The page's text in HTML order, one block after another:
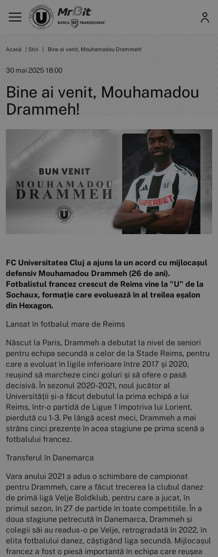
Acasă Știri Bine ai venit, Mouhamadou Drammeh!
30 mai 2025 18:00
Bine ai venit, Mouhamadou
Drammeh!
FC Universitatea Cluj a ajuns la un acord cu mijlocașul
defensiv Mouhamadou Drammeh (26 de ani).
Fotbalistul francez crescut de Reims vine la "U" de la
Sochaux, formație care evoluează în al treilea eșalon
din Hexagon.
Lansat în fotbalul mare de Reims
Născut la Paris, Drammeh a debutat la nivel de seniori
pentru echipa secundă a celor de la Stade Reims, pentru
care a evoluat în ligile inferioare între 2017 și 2020,
reușind să marcheze cinci goluri și să ofere o pasă
decisivă. În sezonul 2020-2021, noul jucător al
Universității și-a făcut debutul la prima echipă a lui
Reims, într-o partidă de Ligue 1 împotriva lui Lorient,
pierdută cu 1-3. Pe lângă acest meci, Drammeh a mai
strâns cinci prezențe în acea stagiune pe prima scenă a
fotbalului francez.
Transferul în Danemarca
Vara anului 2021 a adus o schimbare de campionat
pentru Drammeh, care a făcut trecerea la clubul danez
de primă ligă Velje Boldklub, pentru care a jucat, în
primul sezon, în 27 de partide în toate competițiile. În a
doua stagiune petrecută în Danemarca, Drammeh și
colegii săi au readus-o pe Velje, retrogradată în 2022, în
elita fotbalului danez, câștigând liga secundă. Mijlocașul
francez a fost o piesă importantă în echipa care reușea